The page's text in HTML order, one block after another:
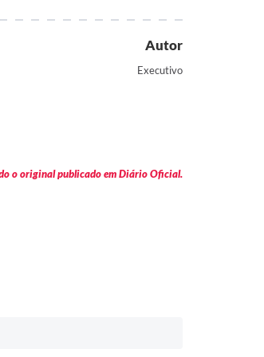
Autor
Executivo
o original publicado em Diário Oficial.